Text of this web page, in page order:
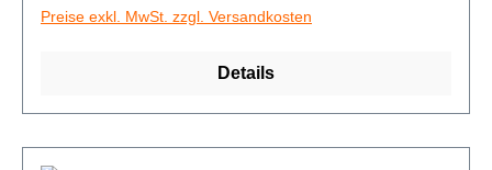
Preise exkl. MwSt. zzgl. Versandkosten
Details